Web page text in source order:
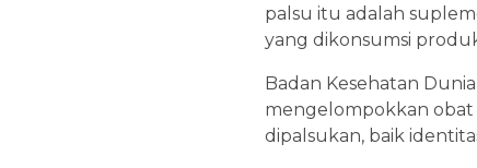
palsu itu adalah
yang dikonsumsi
Badan Kesehatan
mengelompokkan obat
dipalsukan, baik